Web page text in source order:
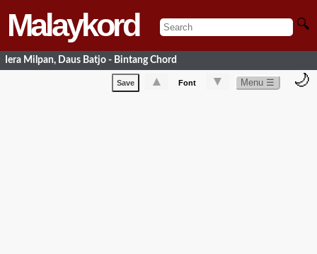
Malaykord 🔍
Iera Milpan, Daus Batjo - Bintang Chord
Save ▲ Font ▼ Menu ☰ 🌙